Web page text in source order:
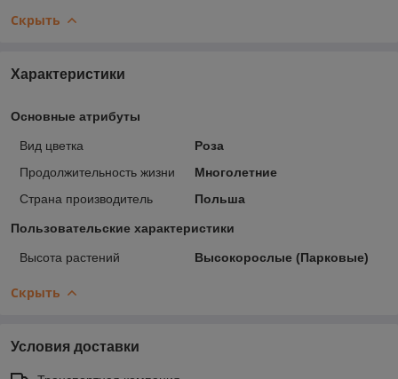
Скрыть
Характеристики
Основные атрибуты
Вид цветка
Роза
Продолжительность жизни
Многолетние
Страна производитель
Польша
Пользовательские характеристики
Высота растений Высокорослые (Парковые)
Скрыть
Условия доставки